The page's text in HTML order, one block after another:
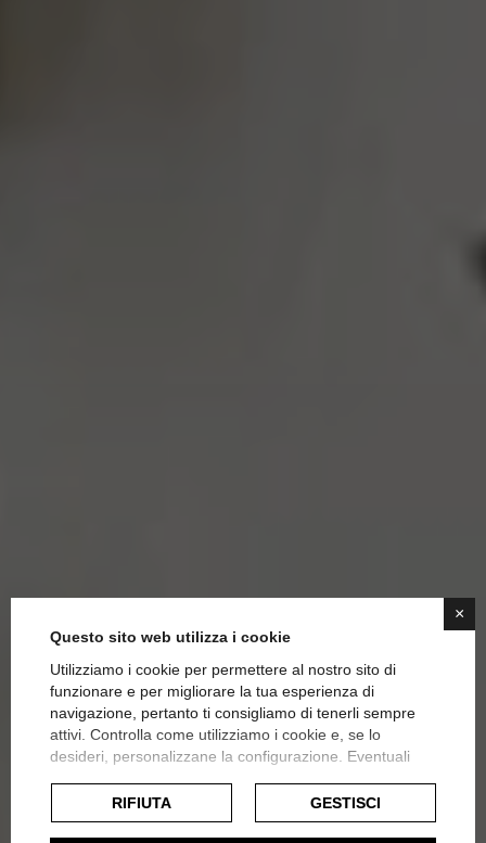
×
Questo sito web utilizza i cookie
Utilizziamo i cookie per permettere al nostro sito di
funzionare e per migliorare la tua esperienza di
navigazione, pertanto ti consigliamo di tenerli sempre
attivi. Controlla come utilizziamo i cookie e, se lo
desideri, personalizzane la configurazione. Eventuali
esclusivamente previa acquisizione del consenso
dell'utente.
RIFIUTA GESTISCI
6 segreti per portare
l'estate in casa